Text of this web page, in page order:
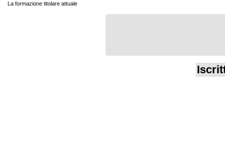
La formazione titolare attuale